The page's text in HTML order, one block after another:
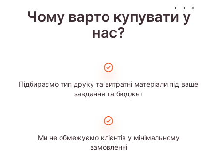
Чому варто купувати у
нас?
Підбираємо тип друку та витратні матеріали під ваше
завдання та бюджет
Ми не обмежуємо клієнтів у мінімальному
замовленні